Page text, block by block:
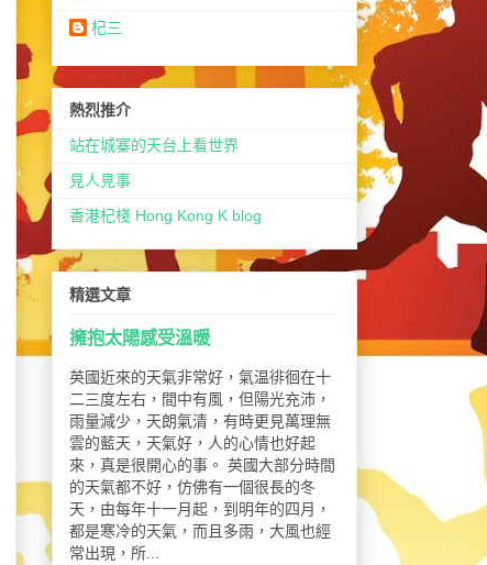
杞三
熱烈推介
站在城寨的天台上看世界
見人見事
香港杞棧 Hong Kong K blog
精選文章
擁抱太陽感受溫暖
英國近來的天氣非常好，氣温徘徊在十
二三度左右，間中有風，但陽光充沛，
雨量減少，天朗氣清，有時更見萬理無
雲的藍天，天氣好，人的心情也好起
來，真是很開心的事。 英國大部分時間
的天氣都不好，仿佛有一個很長的冬
天，由每年十一月起，到明年的四月，
都是寒冷的天氣，而且多雨，大風也經
常出現，所...